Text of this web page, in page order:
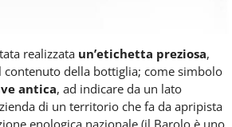
realizzata un’etichetta preziosa,
contenuto della bottiglia; come simbolo
antica, ad indicare da un lato
di un territorio che fa da apripista